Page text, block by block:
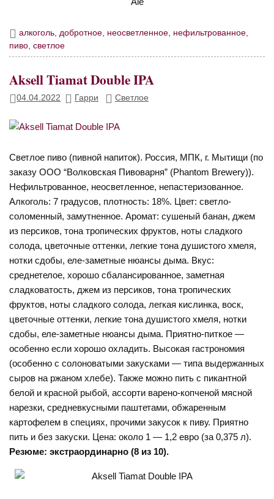
алкоголь,добротное, неосветленное, нефильтрованное,
пиво ,светлое
Aksell Tiamat Double IPA
04.04.2022 Гарри Светлое
Светлое пиво (пивной напиток). Россия, МПК, г. Мытищи (по
заказу ООО “Волковская Пивоварня” (Phantom Brewery)).
Нефильтрованное, неосветленное, непастеризованное.
Алкоголь: 7 градусов, плотность: 18%. Цвет: светло-
соломенный, замутненное. Аромат: сушеный банан, джем
из персиков, тона тропических фруктов, ноты сладкого
солода, цветочные оттенки, легкие тона душистого хмеля,
нотки сдобы, еле-заметные нюансы дыма. Вкус:
среднетелое, хорошо сбалансированное, заметная
сладковатость, джем из персиков, тона тропических
фруктов, ноты сладкого солода, легкая кислинка, воск,
цветочные оттенки, легкие тона душистого хмеля, нотки
сдобы, еле-заметные нюансы дыма. Приятно-питкое —
особенно если хорошо охладить. Высокая гастрономия
(особенно с солоноватыми закусками — типа выдержанных
сыров на ржаном хлебе). Также можно пить с пикантной
белой и красной рыбой, ассорти варено-копченой мясной
нарезки, средневкусными паштетами, обжаренным
картофелем в специях, прочими закусок к пиву. Приятно
пить и без закуски. Цена: около 1 — 1,2 евро (за 0,375 л).
Резюме: экстраординарно (8 из 10).